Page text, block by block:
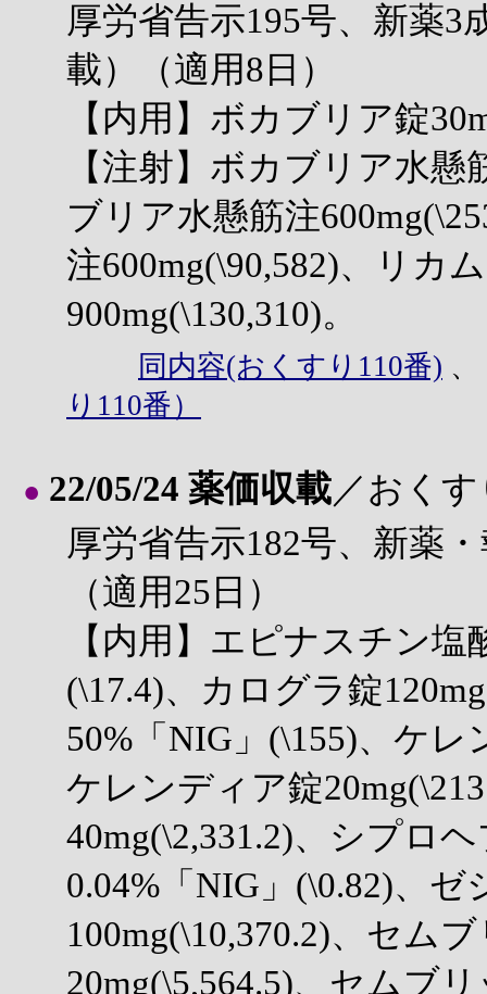
厚労省告示195号、新薬3
載）（適用8日）
【内用】ボカブリア錠
【注射】ボカブリア水懸
ブリア水懸筋注
注600mg(\90,582)、リカ
900mg(\130,310)。
同内容(おくすり110番)
り110番）
● 22/05/24 薬価収載／おく
厚労省告示182号、新薬
（適用25日）
【内用】エピナスチン
(\17.4)、カログラ錠
50%「NIG」(\155)、ケレ
ケレンディア錠
40mg(\2,331.2)、シプロ
0.04%「NIG」(\0.82)、ゼ
100mg(\10,370.2)、セム
20mg(\5,564.5)、セムブ